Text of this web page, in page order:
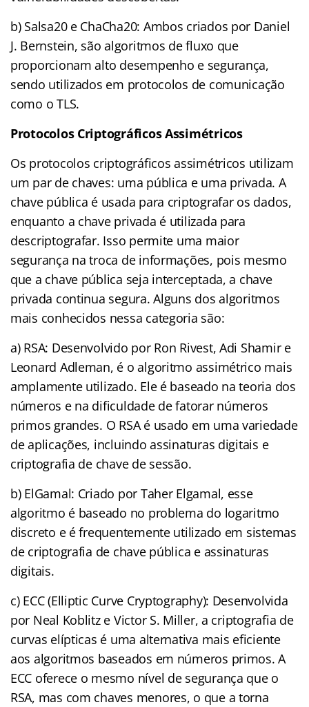
b) Salsa20 e ChaCha20: Ambos criados por Daniel
J. Bernstein, são algoritmos de fluxo que
proporcionam alto desempenho e segurança,
sendo utilizados em protocolos de comunicação
como o TLS.
Protocolos Criptográficos Assimétricos
Os protocolos criptográficos assimétricos utilizam
um par de chaves: uma pública e uma privada. A
chave pública é usada para criptografar os dados,
enquanto a chave privada é utilizada para
descriptografar. Isso permite uma maior
segurança na troca de informações, pois mesmo
que a chave pública seja interceptada, a chave
privada continua segura. Alguns dos algoritmos
mais conhecidos nessa categoria são:
a) RSA: Desenvolvido por Ron Rivest, Adi Shamir e
Leonard Adleman, é o algoritmo assimétrico mais
amplamente utilizado. Ele é baseado na teoria dos
números e na dificuldade de fatorar números
primos grandes. O RSA é usado em uma variedade
de aplicações, incluindo assinaturas digitais e
criptografia de chave de sessão.
b) ElGamal: Criado por Taher Elgamal, esse
algoritmo é baseado no problema do logaritmo
discreto e é frequentemente utilizado em sistemas
de criptografia de chave pública e assinaturas
digitais.
c) ECC (Elliptic Curve Cryptography): Desenvolvida
por Neal Koblitz e Victor S. Miller, a criptografia de
curvas elípticas é uma alternativa mais eficiente
aos algoritmos baseados em números primos. A
ECC oferece o mesmo nível de segurança que o
RSA, mas com chaves menores, o que a torna